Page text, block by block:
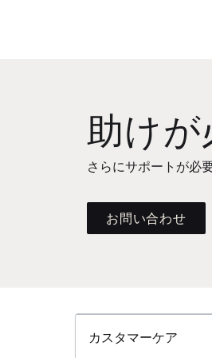
助けが
さらにサポートが必
お問い合わせ
カスタマーケア